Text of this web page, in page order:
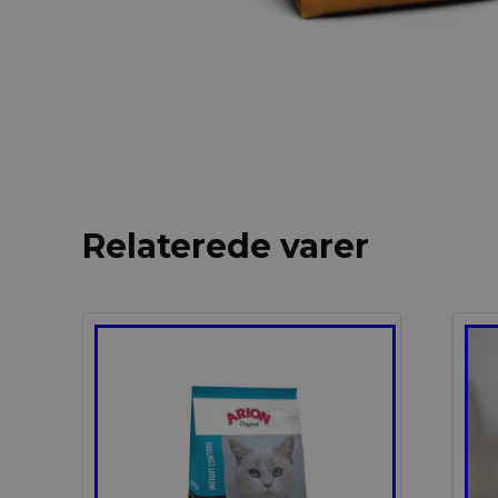
Relaterede varer